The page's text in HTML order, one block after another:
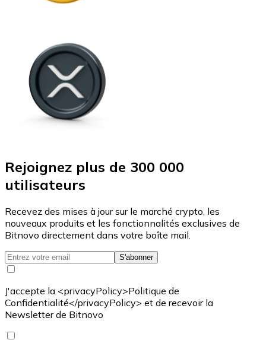
Rejoignez plus de 300 000
utilisateurs
Recevez des mises à jour sur le marché crypto, les
nouveaux produits et les fonctionnalités exclusives de
Bitnovo directement dans votre boîte mail.
S'abonner
J'accepte la <privacyPolicy>Politique de
Confidentialité</privacyPolicy> et de recevoir la
Newsletter de Bitnovo